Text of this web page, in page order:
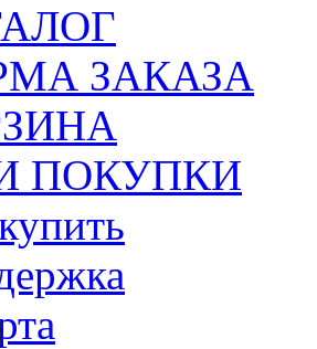
ЗАКАЗА
ПОКУПКИ